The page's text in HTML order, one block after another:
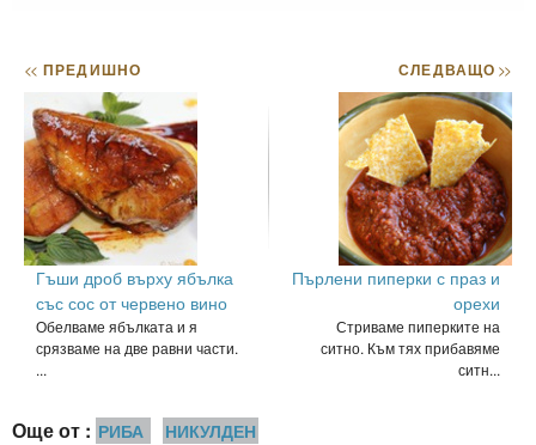
<< ПРЕДИШНО
Гъши дроб върху ябълка
със сос от червено вино
Обелваме ябълката и я
срязваме на две равни части.
...
СЛЕДВАЩО>>
Пърлени пиперки с праз и
орехи
Стриваме пиперките на
ситно. Към тях прибавяме
ситн...
Още от : РИБА НИКУЛДЕН